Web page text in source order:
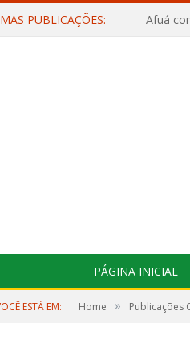
PUBLICAÇÕES:
PÁGINA INICIAL
ESTÁ EM: Home » Publicações